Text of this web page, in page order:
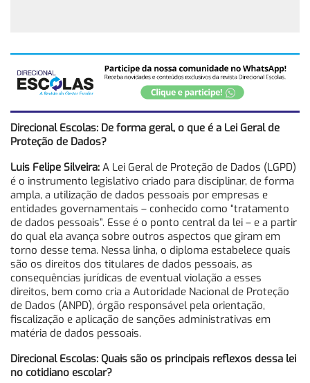
Direcional Escolas: De forma geral, o que é a Lei Geral de
Proteção de Dados?
Luis Felipe Silveira: A Lei Geral de Proteção de Dados (LGPD)
é o instrumento legislativo criado para disciplinar, de forma
ampla, a utilização de dados pessoais por empresas e
entidades governamentais – conhecido como “tratamento
de dados pessoais”. Esse é o ponto central da lei – e a partir
do qual ela avança sobre outros aspectos que giram em
torno desse tema. Nessa linha, o diploma estabelece quais
são os direitos dos titulares de dados pessoais, as
consequências jurídicas de eventual violação a esses
direitos, bem como cria a Autoridade Nacional de Proteção
de Dados (ANPD), órgão responsável pela orientação,
fiscalização e aplicação de sanções administrativas em
matéria de dados pessoais.
Direcional Escolas: Quais são os principais reflexos dessa lei
no cotidiano escolar?